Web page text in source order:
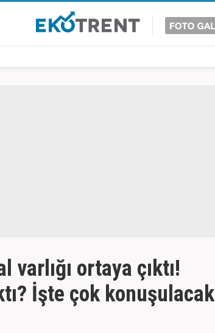
varlığı ortaya çıktı!
İşte çok konuşulacak